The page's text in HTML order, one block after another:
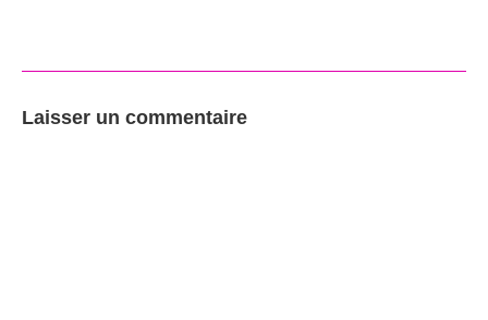
Laisser un commentaire